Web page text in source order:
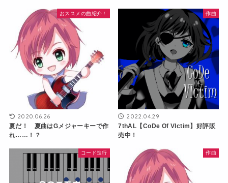
おススメの曲紹介！
2020.06.26
夏だ！ 夏曲はGメジャーキーで作
れ……！？
作曲
2022.04.29
7thAL【CoDe Of VIctim】好評販
売中！
コード進行 作曲